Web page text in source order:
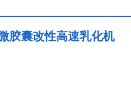
胶囊改性高速乳化机